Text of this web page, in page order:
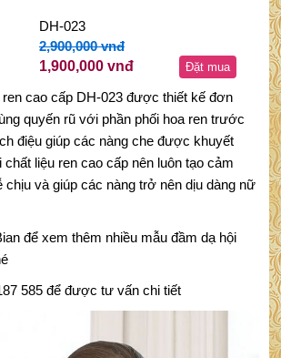
DH-023
2,900,000 vnđ
1,900,000 vnđ Đặt mua
cao cấp DH-023 được thiết kế đơn
quyến rũ với phần phối hoa ren trước
điệu giúp các nàng che được khuyết
liệu ren cao cấp nên luôn tạo cảm
chịu và giúp các nàng trở nên dịu dàng nữ
để xem thêm nhiều mẫu đầm dạ hội
585 để được tư vấn chi tiết